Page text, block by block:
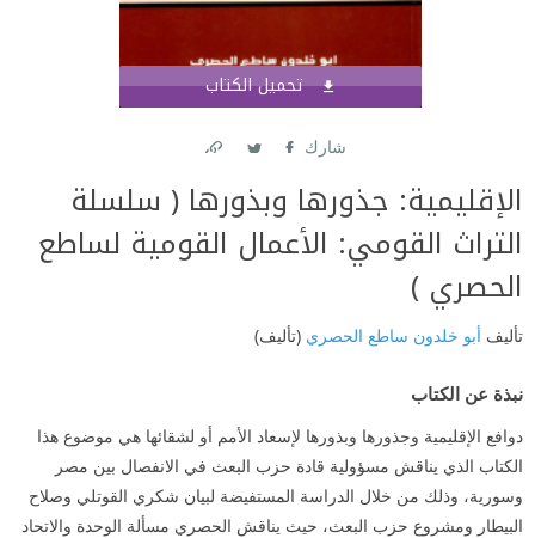
تحميل الكتاب
شارك
الإقليمية: جذورها وبذورها ( سلسلة
التراث القومي: الأعمال القومية لساطع
الحصري )
تأليف أبو خلدون ساطع الحصري (تأليف)
نبذة عن الكتاب
دوافع الإقليمية وجذورها وبذورها لإسعاد الأمم أو لشقائها هي موضوع هذا
الكتاب الذي يناقش مسؤولية قادة حزب البعث في الانفصال بين مصر
وسورية، وذلك من خلال الدراسة المستفيضة لبيان شكري القوتلي وصلاح
البيطار ومشروع حزب البعث، حيث يناقش الحصري مسألة الوحدة والاتحاد